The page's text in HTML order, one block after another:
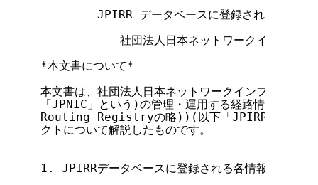
JPIRR データベースに登録されるオブジ
社団法人日本ネットワークインフォメー
*本文書について*
本文書は、社団法人日本ネットワークインフォメー
「JPNIC」という)の管理・運用する経路情報デ
Routing Registryの略))(以下「JPIRR」という)
クトについて解説したものです。
1. JPIRRデータベースに登録される各情報